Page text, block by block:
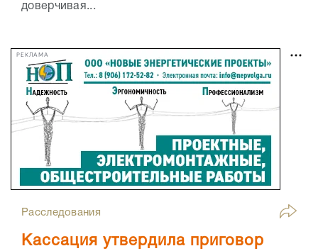
доверчивая...
РЕКЛАМА
Расследования
Кассация утвердила приговор